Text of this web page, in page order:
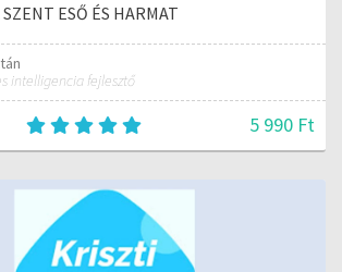
ESŐ ÉS HARMAT
intelligencia fejlesztő
5 990 Ft